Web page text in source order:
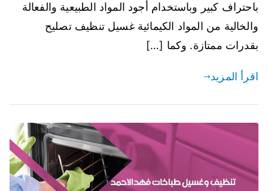
باحتراف كبير وباستخدام أجود المواد الطبيعية والفعالة
والخالية من المواد الكيمائية غسيل تنظيف تصليح
بقدرات ممتازة. وكما […]
اقرأ المزيد